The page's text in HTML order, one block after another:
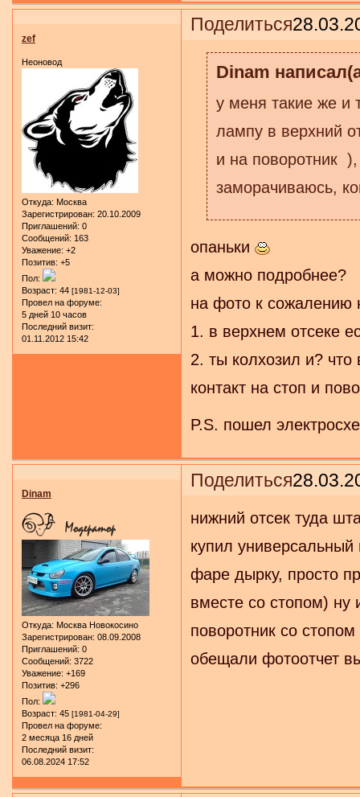
Поделиться
zef
Неоновод
Откуда: Москва
Зарегистрирован: 20.10.2009
Приглашений: 0
Сообщений: 163
Уважение: +2
Позитив: +5
Пол:
Возраст: 44 [1981-12-03]
Провел на форуме:
5 дней 10 часов
Последний визит:
01.11.2012 15:42
Dinam
у меня такие же и
лампу в верхний
и на поворотник
заморачиваюсь,
опаньки
а можно подробнее?
на фото к сожалению
1. в верхнем отсеке
2. ты колхозил и?
контакт на стоп и
P.S. пошел
Поделиться
Dinam
Откуда: Москва Новокосино
Зарегистрирован: 08.09.2008
Приглашений: 0
Сообщений: 3722
Уважение: +169
Позитив: +296
Пол:
Возраст: 45 [1981-04-29]
Провел на форуме:
2 месяца 16 дней
Последний визит:
06.08.2024 17:52
нижний отсек туда
купил
фаре дырку, просто
вместе со стопом) ну
поворотник со
обещали фотоотчет